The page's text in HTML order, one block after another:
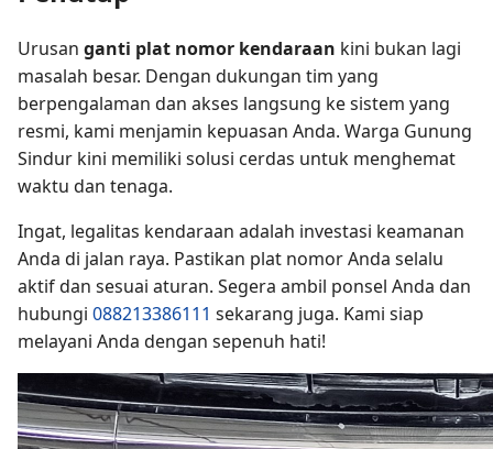
Urusan ganti plat nomor kendaraan kini bukan lagi
masalah besar. Dengan dukungan tim yang
berpengalaman dan akses langsung ke sistem yang
resmi, kami menjamin kepuasan Anda. Warga Gunung
Sindur kini memiliki solusi cerdas untuk menghemat
waktu dan tenaga.
Ingat, legalitas kendaraan adalah investasi keamanan
Anda di jalan raya. Pastikan plat nomor Anda selalu
aktif dan sesuai aturan. Segera ambil ponsel Anda dan
hubungi 088213386111 sekarang juga. Kami siap
melayani Anda dengan sepenuh hati!